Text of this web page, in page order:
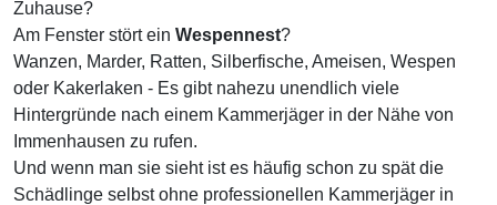
Zuhause?
Am Fenster stört ein Wespennest?
Wanzen, Marder, Ratten, Silberfische, Ameisen, Wespen
oder Kakerlaken - Es gibt nahezu unendlich viele
Hintergründe nach einem Kammerjäger in der Nähe von
Immenhausen zu rufen.
Und wenn man sie sieht ist es häufig schon zu spät die
Schädlinge selbst ohne professionellen Kammerjäger in